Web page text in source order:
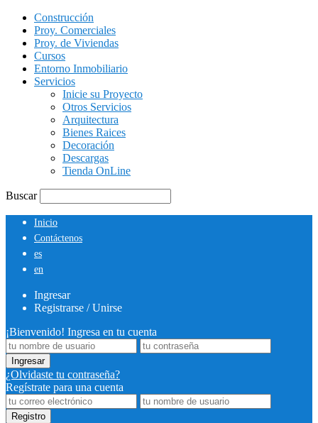
Construcción
Proy. Comerciales
Proy. de Viviendas
Cursos
Entorno Inmobiliario
Servicios
Inicie su Proyecto
Otros Servicios
Arquitectura
Bienes Raices
Decoración
Descargas
Tienda OnLine
Buscar
Inicio
Contáctenos
es
en
Ingresar
Registrarse / Unirse
¡Bienvenido! Ingresa en tu cuenta
¿Olvidaste tu contraseña?
Regístrate para una cuenta